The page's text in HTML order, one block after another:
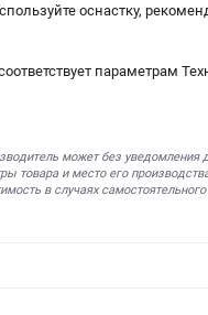
оснастку,
параметрам
может без уведомления
товара и место его
в случаях